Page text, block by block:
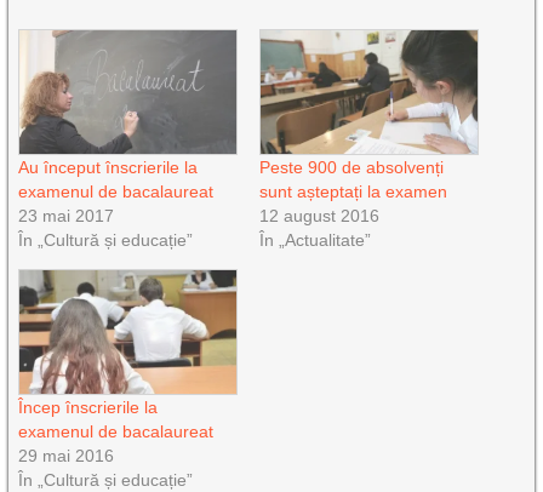
Au început înscrierile la
examenul de bacalaureat
23 mai 2017
În „Cultură și educație”
Peste 900 de absolvenți
sunt așteptați la examen
12 august 2016
În „Actualitate”
Încep înscrierile la
examenul de bacalaureat
29 mai 2016
În „Cultură și educație”